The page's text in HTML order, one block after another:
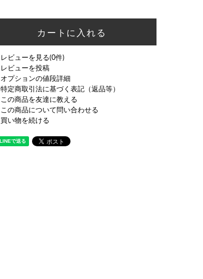
レビューを見る(0件)
レビューを投稿
オプションの値段詳細
特定商取引法に基づく表記（返品等）
この商品を友達に教える
この商品について問い合わせる
買い物を続ける